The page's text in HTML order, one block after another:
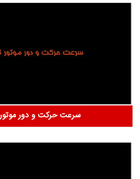
سرعت حرکت و دور موتور